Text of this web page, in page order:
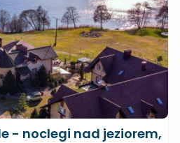
- noclegi nad jeziorem,